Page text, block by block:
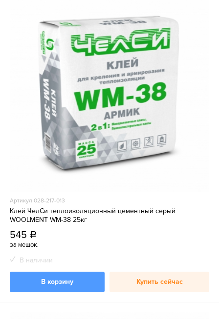
Артикул 028-217-013
Клей ЧелСи теплоизоляционный цементный серый
WOOLMENT WM-38 25кг
545 a
за мешок.
В наличии
В корзину Купить сейчас